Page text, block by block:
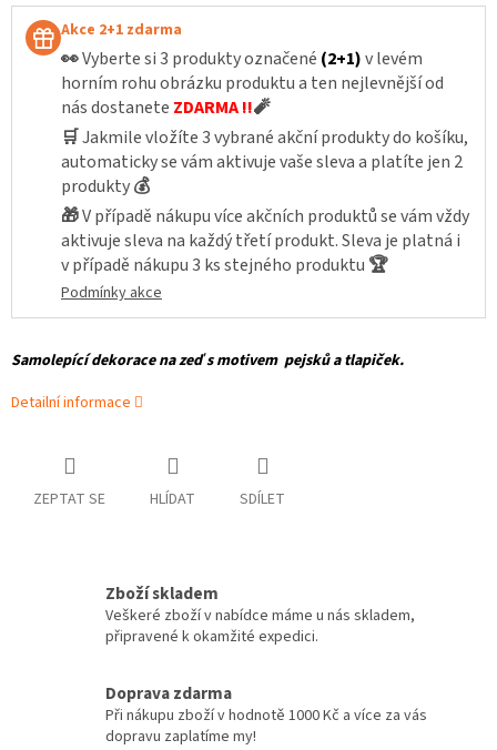
Akce 2+1 zdarma
👀Vyberte si 3 produkty označené (2+1)v levém
horním rohu obrázku produktu a ten nejlevnější od
nás dostanete ZDARMA !!🧨
🛒Jakmile vložíte 3 vybrané akční produkty do košíku,
automaticky se vám aktivuje vaše sleva a platíte jen 2
produkty💰
🎁V případě nákupu více akčních produktů se vám vždy
aktivuje sleva na každý třetí produkt. Sleva je platná i
v případě nákupu 3 ks stejného produktu 🏆
Podmínky akce
Samolepící dekorace na zeďs motivem pejsků a tlapiček.
Detailní informace
ZEPTAT SE HLÍDAT SDÍLET
Zboží skladem
Veškeré zboží v nabídce máme u nás skladem,
připravené k okamžité expedici.
Doprava zdarma
Při nákupu zboží v hodnotě 1000 Kč a více za vás
dopravu zaplatíme my!